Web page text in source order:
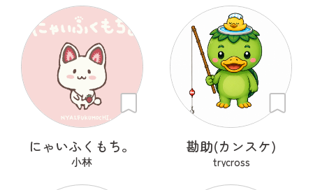
にゃいふくもち。
小林
勘助(カンスケ)
trycross